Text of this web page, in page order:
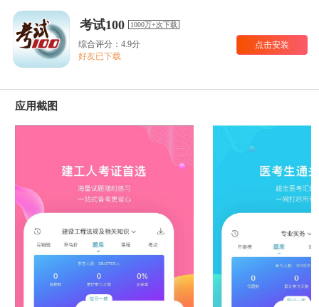
考试100 1000万+次下载
综合评分：4.9分
好友已下载
点击安装
应用截图